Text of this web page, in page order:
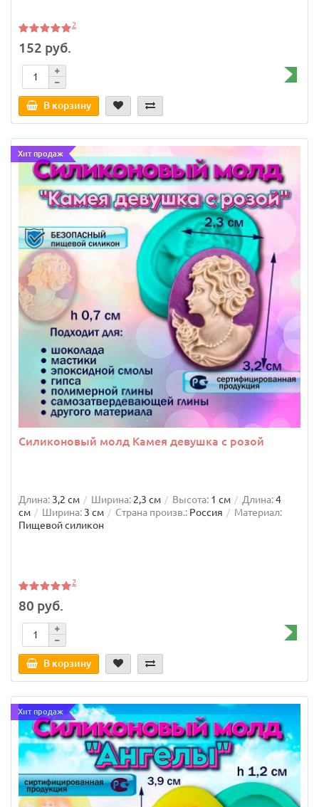
2
152 руб.
В корзину
Хит продаж
Силиконовый молд Камея девушка с розой
Длина: 3,2 см Ширина: 2,3 см Высота: 1 см Длина:4
см
Ширина: 3 см Страна произв.: Россия
Материал:
Пищевой силикон
2
80 руб.
В корзину
Хит продаж